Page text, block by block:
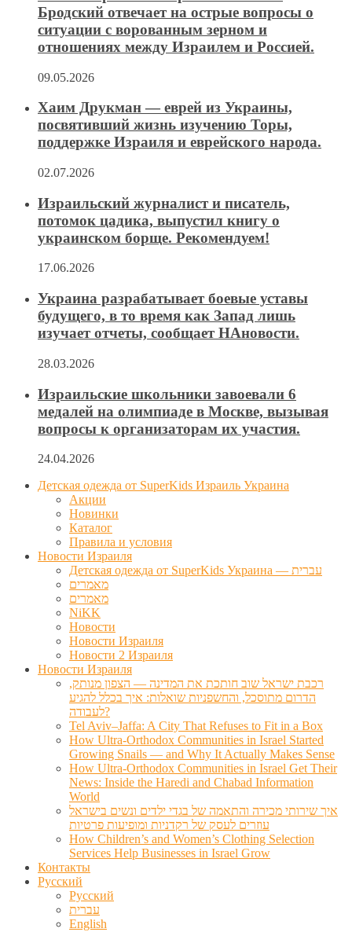
Бродский отвечает на острые вопросы о
ситуации с ворованным зерном и
отношениях между Израилем и Россией.
09.05.2026
Хаим Друкман — еврей из Украины,
посвятивший жизнь изучению Торы,
поддержке Израиля и еврейского народа.
02.07.2026
Израильский журналист и писатель,
потомок цадика, выпустил книгу о
украинском борще. Рекомендуем!
17.06.2026
Украина разрабатывает боевые уставы
будущего, в то время как Запад лишь
изучает отчеты, сообщает НАновости.
28.03.2026
Израильские школьники завоевали 6
медалей на олимпиаде в Москве, вызывая
вопросы к организаторам их участия.
24.04.2026
Детская одежда от SuperKids Израиль Украина
Акции
Новинки
Каталог
Правила и условия
Новости Израиля
Детская одежда от SuperKids Украина — עברית
מאמרים
מאמרים
NiKK
Новости
Новости Израиля
Новости 2 Израиля
Новости Израиля
רכבת ישראל שוב חותכת את המדינה — הצפון מנותק,
הדרום מתוסכל, והחשפניות שואלות: איך בכלל להגיע
לעבודה?
Tel Aviv–Jaffa: A City That Refuses to Fit in a Box
How Ultra-Orthodox Communities in Israel Started
Growing Snails — and Why It Actually Makes Sense
How Ultra-Orthodox Communities in Israel Get Their
News: Inside the Haredi and Chabad Information
World
איך שירותי מכירה והתאמה של בגדי ילדים ונשים בישראל
עוזרים לעסק של רקדניות ומופיעות פרטיות
How Children’s and Women’s Clothing Selection
Services Help Businesses in Israel Grow
Контакты
Русский
Русский
עברית
English